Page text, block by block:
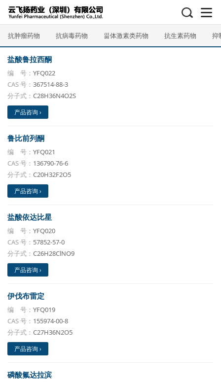
抗肿瘤药物 抗病毒药物 甾体激素类药物 抗生素药物 抑
盐酸鲁拉西酮
编 号： YFQ022
CAS 号： 367514-88-3
分子式： C28H36N4O2S
产品咨询 ›
鲁比前列酮
编 号： YFQ021
CAS 号： 136790-76-6
分子式： C20H32F2O5
产品咨询 ›
盐酸依达比星
编 号： YFQ020
CAS 号： 57852-57-0
分子式： C26H28ClNO9
产品咨询 ›
伊伐布雷定
编 号： YFQ019
CAS 号： 155974-00-8
分子式： C27H36N2O5
产品咨询 ›
磷酸氟达拉滨